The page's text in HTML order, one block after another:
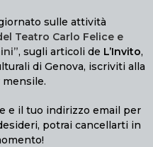
sulle attività
Teatro Carlo Felice e
, sugli articoli de L’Invito,
di Genova, iscriviti alla
e il tuo indirizzo email per
potrai cancellarti in